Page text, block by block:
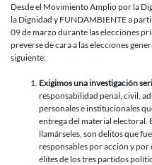
Desde el Movimiento Amplio por la
la Dignidad y FUNDAMBIENTE a
09 de marzo durante las elecciones
preverse de cara a las elecciones
siguiente:
Exigimos una investigación
responsabilidad penal, civil,
personales e institucionales
entrega del material electoral.
llamárseles, son delitos que
responsables por acción y por
élites de los tres partidos